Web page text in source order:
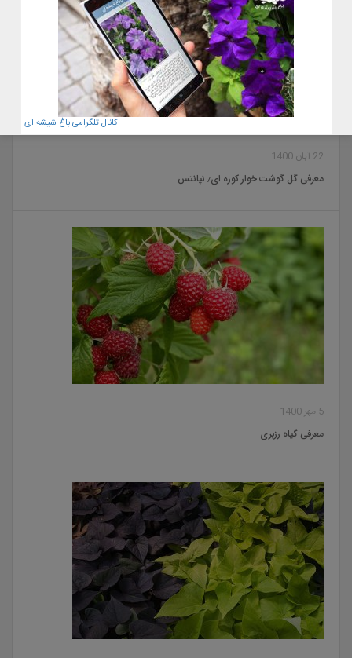
22 آبان 1400
معرفی گل گوشت خوار کوزه ای٫ نپانتس
5 مهر 1400
معرفی گیاه رزبری
کانال تلگرامی باغ شیشه ای